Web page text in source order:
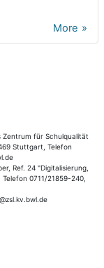
More
für Schulqualität
Stuttgart, Telefon
Ref. 24 "Digitalisierung,
0711/21859-240,